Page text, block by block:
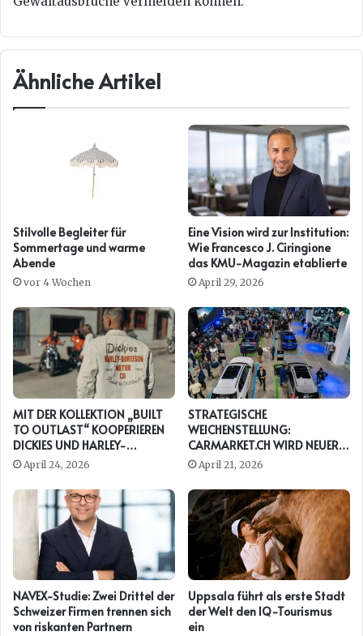
Ähnliche Artikel
Stilvolle Begleiter für
Sommertage und warme
Abende
vor 4 Wochen
Eine Vision wird zur Institution:
Wie Francesco J. Ciringione
das KMU-Magazin etablierte
April 29, 2026
MIT DER KOLLEKTION „BUILT
TO OUTLAST“ KOOPERIEREN
DICKIES UND HARLEY-
DAVIDSON ERNEUT
April 24, 2026
STRATEGISCHE
WEICHENSTELLUNG:
CARMARKET.CH WIRD NEUER
PRESENTING PARTNER DER
AUTO ZÜRICH
April 21, 2026
NAVEX-Studie: Zwei Drittel der
Schweizer Firmen trennen sich
von riskanten Partnern
Uppsala führt als erste Stadt
der Welt den IQ-Tourismus
ein